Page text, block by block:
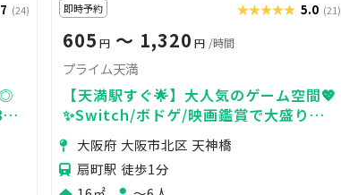
(24)
◎
即時予約 ★★★★★
★★★★★5.0 (21)
605 円 〜 1,320 円 /時間
プライム天満
【天満駅すぐ🌟】大人気のゲーム空間💖
✨Switch/ボドゲ/映画鑑賞で大盛り上
がり❣️✨防犯カメラなし🌸未成年🆗高評
価👑大阪府 大阪市北区 天神橋
扇町駅 徒歩1分